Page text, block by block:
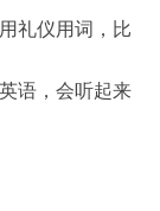
礼仪用词，比
语，会听起来